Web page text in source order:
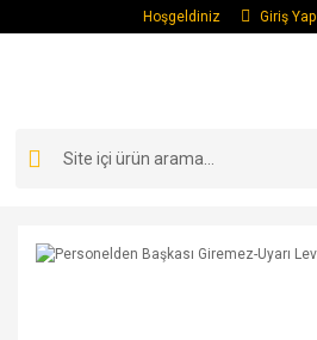
Hoşgeldiniz Giriş Yap